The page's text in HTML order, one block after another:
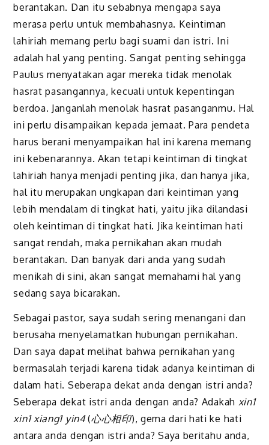
berantakan. Dan itu sebabnya mengapa saya
merasa perlu untuk membahasnya. Keintiman
lahiriah memang perlu bagi suami dan istri. Ini
adalah hal yang penting. Sangat penting sehingga
Paulus menyatakan agar mereka tidak menolak
hasrat pasangannya, kecuali untuk kepentingan
berdoa. Janganlah menolak hasrat pasanganmu. Hal
ini perlu disampaikan kepada jemaat. Para pendeta
harus berani menyampaikan hal ini karena memang
ini kebenarannya. Akan tetapi keintiman di tingkat
lahiriah hanya menjadi penting jika, dan hanya jika,
hal itu merupakan ungkapan dari keintiman yang
lebih mendalam di tingkat hati, yaitu jika dilandasi
oleh keintiman di tingkat hati. Jika keintiman hati
sangat rendah, maka pernikahan akan mudah
berantakan. Dan banyak dari anda yang sudah
menikah di sini, akan sangat memahami hal yang
sedang saya bicarakan.
Sebagai pastor, saya sudah sering menangani dan
berusaha menyelamatkan hubungan pernikahan.
Dan saya dapat melihat bahwa pernikahan yang
bermasalah terjadi karena tidak adanya keintiman di
dalam hati. Seberapa dekat anda dengan istri anda?
Seberapa dekat istri anda dengan anda? Adakah xin1
xin1 xiang1 yin4(心心相印), gema dari hati ke hati
antara anda dengan istri anda? Saya beritahu anda,